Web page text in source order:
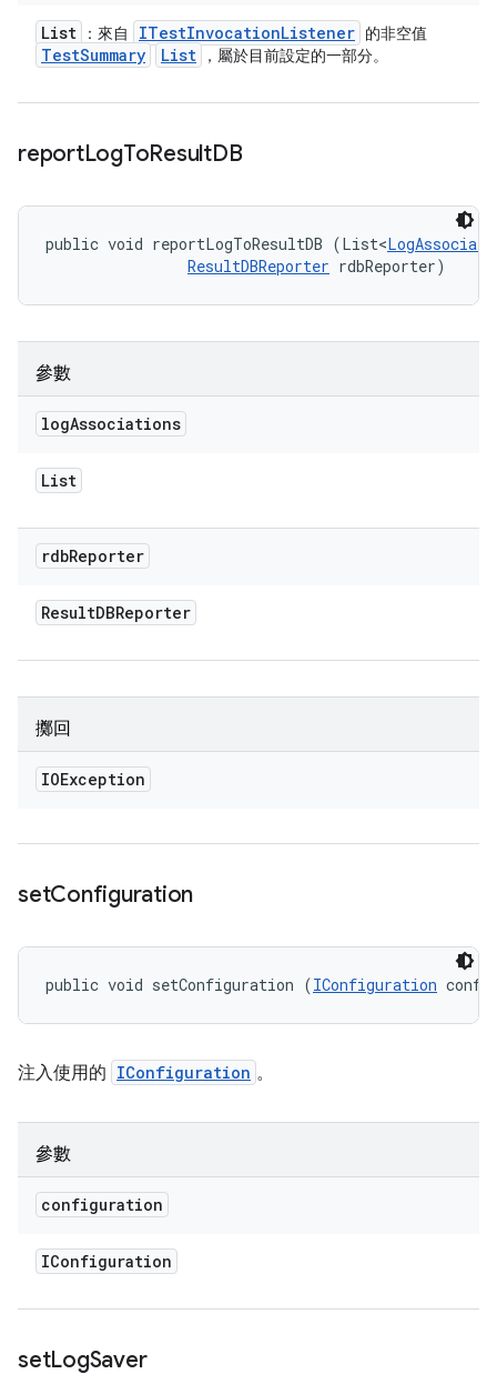
List ：來自 ITestInvocationListener 的非空值
TestSummary List ，屬於目前設定的一部分。
reportLogToResultDB
public void reportLogToResultDB (List<
ResultDBReporter rdbReporter)
參數
logAssociations
List
rdbReporter
ResultDBReporter
擲回
IOException
setConfiguration
public void setConfiguration (IConfiguration
注入使用的 IConfiguration 。
參數
configuration
IConfiguration
setLogSaver